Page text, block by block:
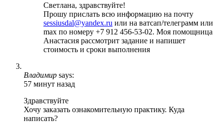
Светлана, здравствуйте!
Прошу прислать всю информацию на почту
sessiusdal@yandex.ru или на ватсап/телеграмм или
max по номеру +7 912 456-53-02. Моя помощница
Анастасия рассмотрит задание и напишет
стоимость и сроки выполнения
Владимир says:
57 минут назад
Здравствуйте
Хочу заказать ознакомительную практику. Куда
написать?